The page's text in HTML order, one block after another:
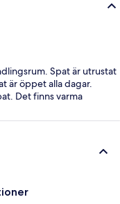
Spat är utrustat
är öppet alla dagar.
Det finns varma